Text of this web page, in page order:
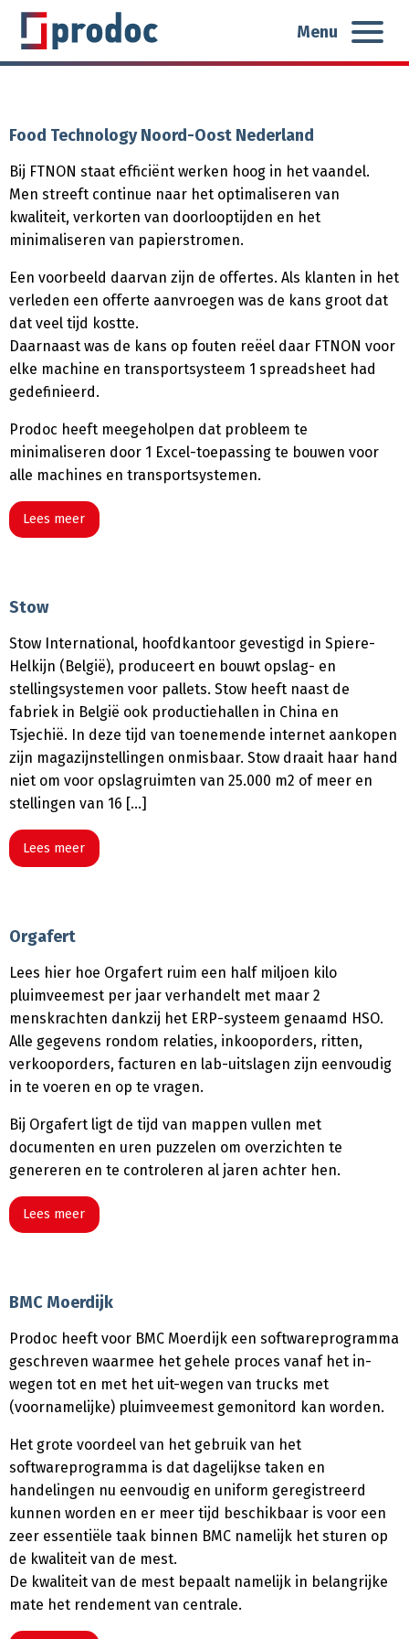
Menu
Food Technology Noord-Oost Nederland
Bij FTNON staat efficiënt werken hoog in het vaandel.
Men streeft continue naar het optimaliseren van
kwaliteit, verkorten van doorlooptijden en het
minimaliseren van papierstromen.
Een voorbeeld daarvan zijn de offertes. Als klanten in het
verleden een offerte aanvroegen was de kans groot dat
dat veel tijd kostte.
Daarnaast was de kans op fouten reëel daar FTNON voor
elke machine en transportsysteem 1 spreadsheet had
gedefinieerd.
Prodoc heeft meegeholpen dat probleem te
minimaliseren door 1 Excel-toepassing te bouwen voor
alle machines en transportsystemen.
Lees meer
Stow
Stow International, hoofdkantoor gevestigd in Spiere-
Helkijn (België), produceert en bouwt opslag- en
stellingsystemen voor pallets. Stow heeft naast de
fabriek in België ook productiehallen in China en
Tsjechië. In deze tijd van toenemende internet aankopen
zijn magazijnstellingen onmisbaar. Stow draait haar hand
niet om voor opslagruimten van 25.000 m2 of meer en
stellingen van 16 […]
Lees meer
Orgafert
Lees hier hoe Orgafert ruim een half miljoen kilo
pluimveemest per jaar verhandelt met maar 2
menskrachten dankzij het ERP-systeem genaamd HSO.
Alle gegevens rondom relaties, inkooporders, ritten,
verkooporders, facturen en lab-uitslagen zijn eenvoudig
in te voeren en op te vragen.
Bij Orgafert ligt de tijd van mappen vullen met
documenten en uren puzzelen om overzichten te
genereren en te controleren al jaren achter hen.
Lees meer
BMC Moerdijk
Prodoc heeft voor BMC Moerdijk een softwareprogramma
geschreven waarmee het gehele proces vanaf het in-
wegen tot en met het uit-wegen van trucks met
(voornamelijke) pluimveemest gemonitord kan worden.
Het grote voordeel van het gebruik van het
softwareprogramma is dat dagelijkse taken en
handelingen nu eenvoudig en uniform geregistreerd
kunnen worden en er meer tijd beschikbaar is voor een
zeer essentiële taak binnen BMC namelijk het sturen op
de kwaliteit van de mest.
De kwaliteit van de mest bepaalt namelijk in belangrijke
mate het rendement van centrale.